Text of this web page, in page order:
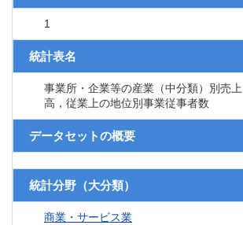
1
統計表名
事業所・企業等の産業（中分類）別売上
高，従業上の地位別事業従事者数
データセットの概要
統計分野（大分類）
商業・サービス業